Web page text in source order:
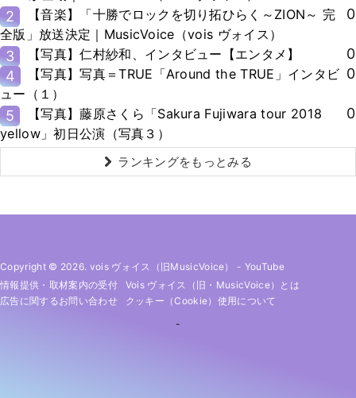
2
【音楽】「十勝でロックを切り拓ひらく～ZION～ 完
全版」放送決定｜MusicVoice（vois ヴォイス）
0
3 【写真】仁村紗和、インタビュー【エンタメ】
0
4
【写真】写真＝TRUE「Around the TRUE」インタビ
ュー（１）
0
5
【写真】藤原さくら「Sakura Fujiwara tour 2018
yellow」初日公演（写真３）
0
ランキングをもっとみる
Copyright © 2026. vois ヴォイス（旧MusicVoice） - YouTube
情報提供・取材案内の受付
Vois ヴォイス（旧・MusicVoice）とは
広告に関するお問い合わせ
クッキー（cookie）使用について
-